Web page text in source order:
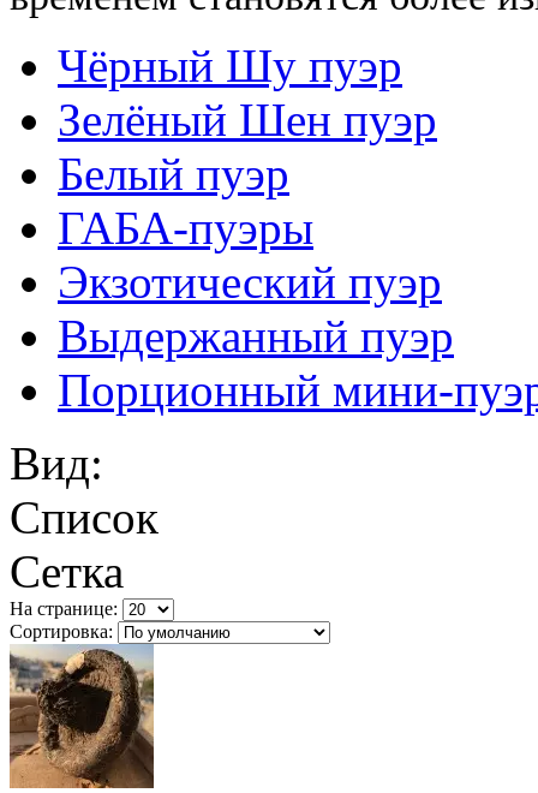
Чёрный Шу пуэр
Зелёный Шен пуэр
Белый пуэр
ГАБА-пуэры
Экзотический пуэр
Выдержанный пуэр
Порционный мини-
Вид:
Список
Сетка
На странице:
Сортировка: